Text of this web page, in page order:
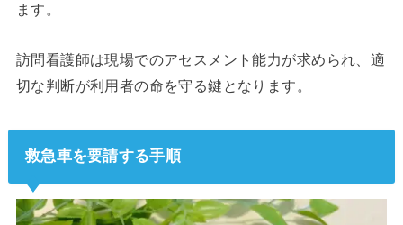
ます。
訪問看護師は現場でのアセスメント能力が求められ、適
切な判断が利用者の命を守る鍵となります。
救急車を要請する手順